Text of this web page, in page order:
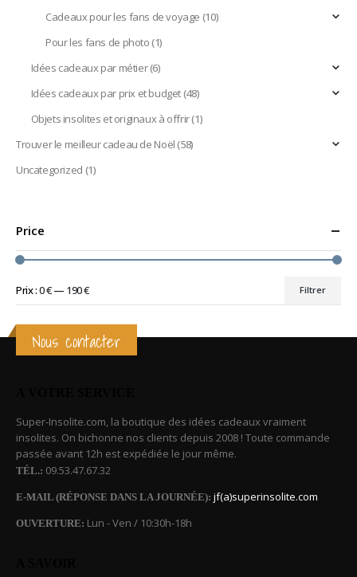
Cadeaux pour les fans de voyage (10)
Pour les fans de photo(1)
Idées cadeaux par métier(6)
Idées cadeaux par prix et budget(48)
Objets insolites et originaux à offrir(1)
Trouver le meilleur cadeau de Noël(58)
Uncategorized (1)
Price
Filtrer
Prix :0 €— 190 €
Nous contacter
Super-Insolite.com, la boutique des idées cadeaux vraiment
insolites. On bichonne nos clients depuis 2008 ! Toute commande
passée avant 12h est expédiée le jour même.
TÉL.: 09.53.47.67.32
E-MAIL (RÉPONSE DANS LA JOURNÉE): jf(a)superinsolite.com
OUVERTURE: Lun - Ven / 10:30h-18h